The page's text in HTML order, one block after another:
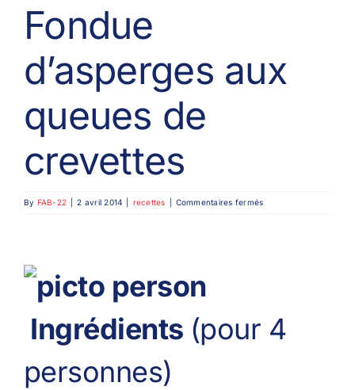
Larger
Image
Fondue
d’asperges aux
queues de
crevettes
By FAB-22 2 avril 2014 recettes Commentaires ferméssur
Ingrédients (pour 4
personnes)